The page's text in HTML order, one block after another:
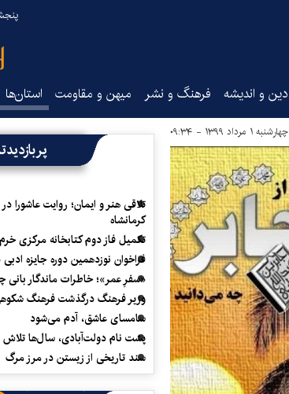
پنجشنبه
دین و اندیشه فرهنگ و نشر میهن و مقاومت استان‌ها
چهارشنبه ۱ مرداد ۱۳۹۹ - ۰۹:۳۴
تلاقی هنر و ایمان؛ روایت عاشورا
کرمانشاه
تکمیل فاز دوم کتابخانه مرکزی
فراخوان نوزدهمین دوره جایزه
«سفرِ عمر»؛ خاطرات ماندگار بانی
وزیر فرهنگ درگذشت فرهنگ
سامسای عاشق، آدم می‌شود
پشت نام دولت‌آبادی، سال‌ها
سند تاریخی از زیستن در مرز مرگ